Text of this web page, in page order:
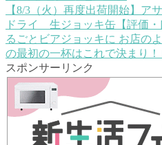
【8/3（火）再度出荷開始】
ドライ 生ジョッキ缶【評価・
るごとビアジョッキに お店の
の最初の一杯はこれで決まり！
スポンサーリンク